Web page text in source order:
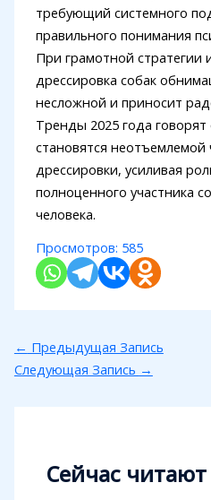
требующий системного
правильного понимания
При грамотной стратегии
дрессировка собак
несложной и приносит
Тренды 2025 года
становятся
дрессировки, усиливая
полноценного участника
человека.
Просмотров: 585
← Предыдущая Запись
Следующая Запись →
Сейчас читают